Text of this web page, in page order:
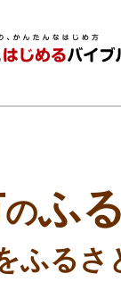
のふ
ふるさ